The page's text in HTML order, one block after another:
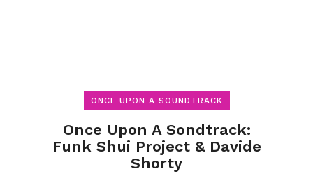
ONCE UPON A SOUNDTRACK
Once Upon A Sondtrack:
Funk Shui Project & Davide
Shorty